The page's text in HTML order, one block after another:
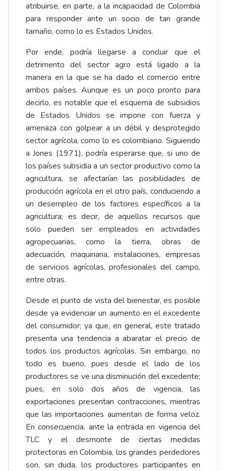
atribuirse, en parte, a la incapacidad de Colombia
para responder ante un socio de tan grande
tamaño, como lo es Estados Unidos.
Por ende, podría llegarse a concluir que el
detrimento del sector agro está ligado a la
manera en la que se ha dado el comercio entre
ambos países. Aunque es un poco pronto para
decirlo, es notable que el esquema de subsidios
de Estados Unidos se impone con fuerza y
amenaza con golpear a un débil y desprotegido
sector agrícola, como lo es colombiano. Siguiendo
a Jones (1971), podría esperarse que, si uno de
los países subsidia a un sector productivo como la
agricultura, se afectarían las posibilidades de
producción agrícola en el otro país, conduciendo a
un desempleo de los factores específicos a la
agricultura; es decir, de aquellos recursos que
solo pueden ser empleados en actividades
agropecuarias, como la tierra, obras de
adecuación, maquinaria, instalaciones, empresas
de servicios agrícolas, profesionales del campo,
entre otras.
Desde el punto de vista del bienestar, es posible
desde ya evidenciar un aumento en el excedente
del consumidor; ya que, en general, este tratado
presenta una tendencia a abaratar el precio de
todos los productos agrícolas. Sin embargo, no
todo es bueno, pues desde el lado de los
productores se ve una disminución del excedente;
pues, en solo dos años de vigencia, las
exportaciones presentan contracciones, mientras
que las importaciones aumentan de forma veloz.
En consecuencia, ante la entrada en vigencia del
TLC y el desmonte de ciertas medidas
protectoras en Colombia, los grandes perdedores
son, sin duda, los productores participantes en